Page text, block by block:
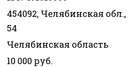
454092, Челябинская
54
Челябинская область
10 000 руб.